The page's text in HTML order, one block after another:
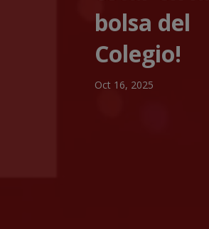
bolsa del
Colegio!
Oct 16, 2025